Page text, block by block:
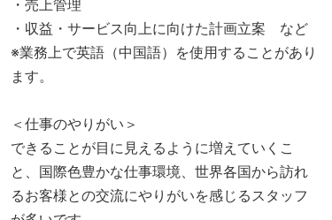
・売上管理
・収益・サービス向上に向けた計画立案 など
※業務上で英語（中国語）を使用することがあり
ます。
＜仕事のやりがい＞
できることが目に見えるように増えていくこ
と、国際色豊かな仕事環境、世界各国から訪れ
るお客様との交流にやりがいを感じるスタッフ